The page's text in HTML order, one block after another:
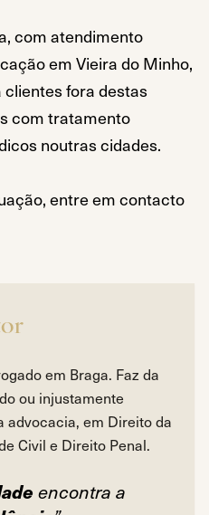
com atendimento
em Vieira do Minho,
fora destas
com tratamento
noutras cidades.
entre em contacto
em Braga. Faz da
ou injustamente
advocacia, em Direito da
Civil e Direito Penal.
encontra a